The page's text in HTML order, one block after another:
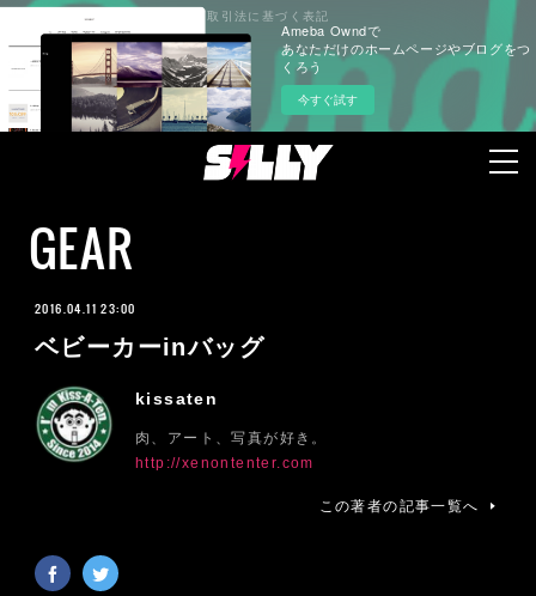
Ameba Owndで
あなただけのホームページやブログをつ
くろう
今すぐ試す
GEAR
2016.04.11 23:00
ベビーカーinバッグ
kissaten
肉、アート、写真が好き。
http://xenontenter.com
この著者の記事一覧へ
プライバシーポリシー 特定商取引法に基づく表記